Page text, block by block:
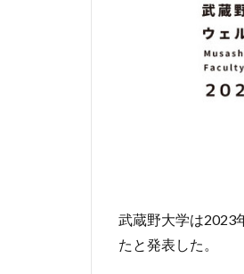
武蔵野大学は2023
たと発表した。